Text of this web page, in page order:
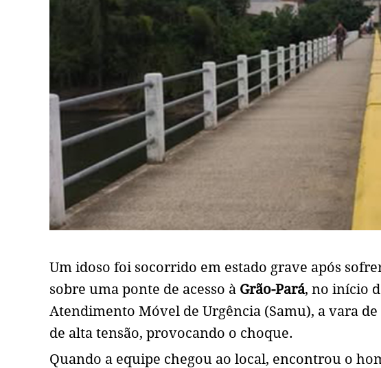
Um idoso foi socorrido em estado grave após
sobre uma ponte de acesso à Grão-Pará, no início
Atendimento Móvel de Urgência (Samu), a vara
de alta tensão, provocando o choque.
Quando a equipe chegou ao local, encontrou o